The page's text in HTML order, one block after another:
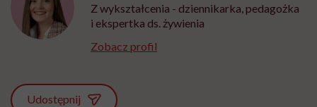
Z wykształcenia - dziennikarka, pedagożka
i ekspertka ds. żywienia
Zobacz profil
Udostępnij